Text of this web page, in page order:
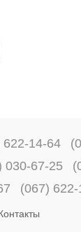
622-14-64
030-67-25
(067)